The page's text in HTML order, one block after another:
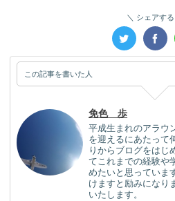
シェアする
この記事を書いた人
免色 歩
平成生まれのアラウ
を迎えるにあたって
りからブログをはじ
てこれまでの経験や
めたいと思っていま
けますと励みになり
いたします。